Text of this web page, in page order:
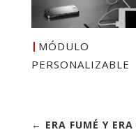
MÓDULO
PERSONALIZABLE
← ERA FUMÉ Y ERA